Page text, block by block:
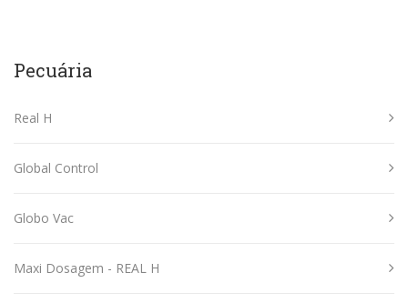
Pecuária
Real H
Global Control
Globo Vac
Maxi Dosagem - REAL H